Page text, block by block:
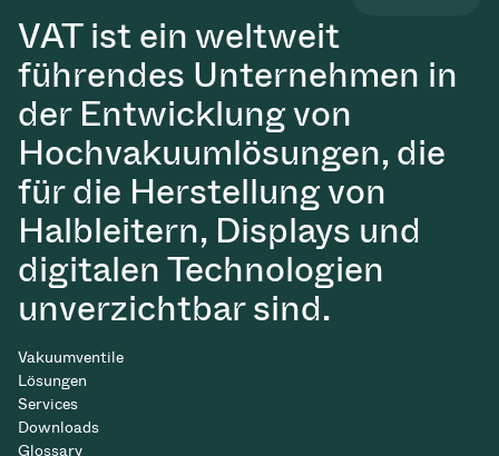
VAT ist ein weltweit
führendes Unternehmen in
der Entwicklung von
Hochvakuumlösungen, die
für die Herstellung von
Halbleitern, Displays und
digitalen Technologien
unverzichtbar sind.
Vakuumventile
Lösungen
Services
Downloads
Glossary